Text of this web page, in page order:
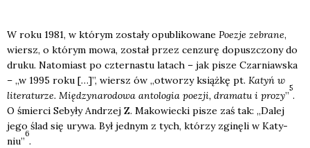
W roku 1981, w któ­rym zosta­ły opu­bli­ko­wa­ne Poezje zebra­ne,
wiersz, o któ­rym mowa, został przez cen­zu­rę dopusz­czo­ny do
dru­ku. Nato­miast po czter­na­stu latach – jak pisze Czar­niaw­ska
– „w 1995 roku […]”, wiersz ów „otwo­rzy książ­kę pt. Katyń w
lite­ra­tu­rze. Mię­dzy­na­ro­do­wa anto­lo­gia poezji, dra­ma­tu i pro­zy”
5
.
O śmier­ci Seby­ły Andrzej Z. Mako­wiec­ki pisze zaś tak: „Dalej
jego ślad się ury­wa. Był jed­nym z tych, któ­rzy zgi­nę­li w Katy­
niu”
6
.